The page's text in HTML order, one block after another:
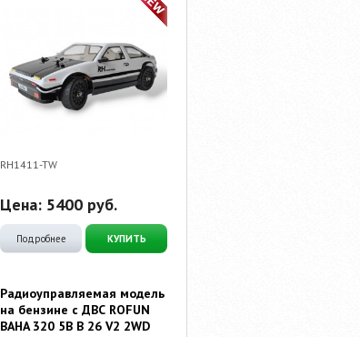
RH1411-TW
Цена: 5400руб.
Подробнее КУПИТЬ
Радиоуправляемая модель
на бензине с ДВС ROFUN
BAHA 320 5B B 26 V2 2WD